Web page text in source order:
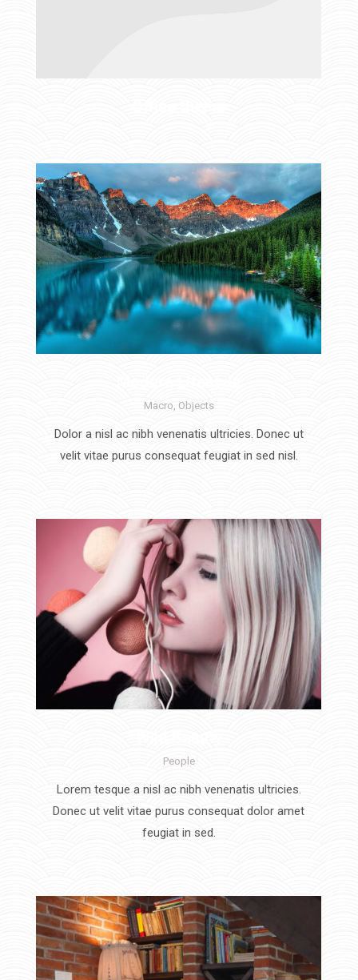
Macro, Objects
Dolor a nisl ac nibh venenatis ultricies. Donec ut
velit vitae purus consequat feugiat in sed nisl.
People
Lorem tesque a nisl ac nibh venenatis ultricies.
Donec ut velit vitae purus consequat dolor amet
feugiat in sed.